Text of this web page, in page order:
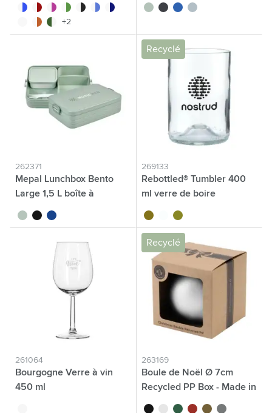
blanc/bleu
blanc/rouge
blanc/rose
blanc/vertblanc/noirblanc/bleu clair
blanc/bleu foncé
blanc/blanc
blanc/orange
blanc/vert foncé
+2
vert tilleul
noir bleu bleu nordique
262371
Mepal Lunchbox Bento
Large 1,5 L boîte à
vert tilleul
noir bleu
Recyclé
269133
Rebottled® Tumbler 400
ml verre de boire
brun translucide
vert
261064
Bourgogne Verre à vin
450 ml
Recyclé
263169
Boule de Noël Ø 7cm
Recycled PP Box - Made in
noir blancvert rougedoré argenté